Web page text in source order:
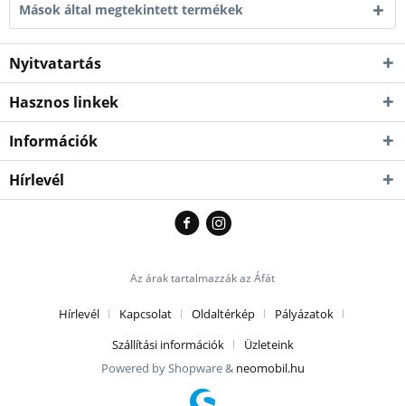
Mások által megtekintett termékek
Nyitvatartás
Hasznos linkek
Információk
Hírlevél
Az árak tartalmazzák az Áfát
Hírlevél Kapcsolat Oldaltérkép
Pályázatok
Szállítási információk
Üzleteink
Powered by Shopware & neomobil.hu